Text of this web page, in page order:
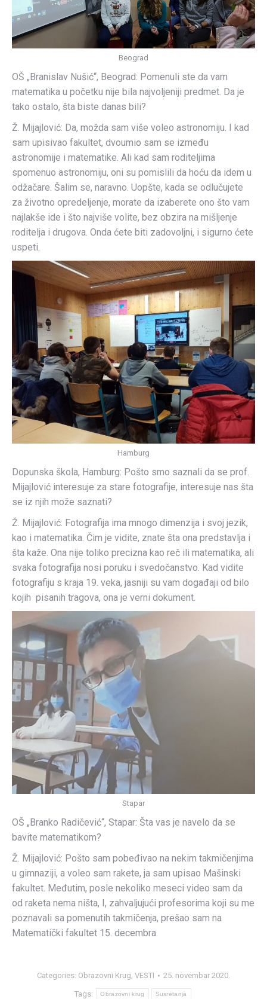
Beograd
OŠ „Branislav Nušić“, Beograd: Pomenuli ste da vam
matematika u početku nije bila najvoljeniji predmet. Da je
tako ostalo, šta biste danas bili?
Ž. Mijajlović: Da, možda sam više voleo astronomiju. I kad
sam upisivao fakultet, dvoumio sam se između
astronomije i matematike. Ali kad sam roditeljima
spomenuo astronomiju, oni su pomislili da hoću da idem u
odžačare. Šalim se, naravno. Uopšte, kada se odlučujete
za životno opredeljenje, morate da izaberete ono što vam
najlakše ide i što najviše volite, bez obzira na mišljenje
roditelja i drugova. Onda ćete biti zadovoljni, i sigurno ćete
uspeti.
Hamburg
Dopunska škola, Hamburg: Pošto smo saznali da se prof.
Mijajlović interesuje za stare fotografije, interesuje nas šta
se iz njih može saznati?
Ž. Mijajlović: Fotografija ima mnogo dimenzija i svoj jezik,
kao i matematika. Čim je vidite, znate šta ona predstavlja i
šta kaže. Ona nije toliko precizna kao reč ili matematika, ali
svaka fotografija nosi poruku i svedočanstvo. Kad vidite
fotografiju s kraja 19. veka, jasniji su vam događaji od bilo
kojih pisanih tragova, ona je verni dokument.
Stapar
OŠ „Branko Radičević“, Stapar: Šta vas je navelo da se
bavite matematikom?
Ž. Mijajlović: Pošto sam pobeđivao na nekim takmičenjima
u gimnaziji, a voleo sam rakete, ja sam upisao Mašinski
fakultet. Međutim, posle nekoliko meseci video sam da
od raketa nema ništa, I, zahvaljujući profesorima koji su me
poznavali sa pomenutih takmičenja, prešao sam na
Matematički fakultet 15. decembra.
Categories: Obrazovni Krug, VESTI 25. novembar 2020.
Tags: Obrazovni krug Susretanja